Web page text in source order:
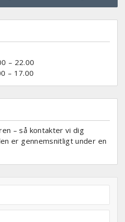
– 22.00
– 17.00
– så kontakter vi dig
er gennemsnitligt under en